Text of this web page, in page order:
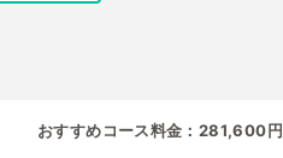
おすすめコース料金 281,600円